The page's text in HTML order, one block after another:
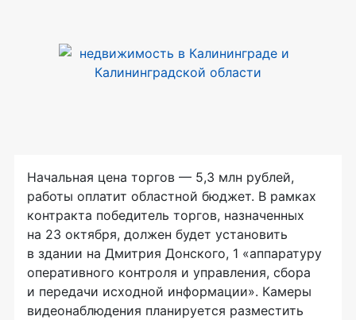
Начальная цена торгов — 5,3 млн рублей,
работы оплатит областной бюджет. В рамках
контракта победитель торгов, назначенных
на 23 октября, должен будет установить
в здании на Дмитрия Донского, 1 «аппаратуру
оперативного контроля и управления, сбора
и передачи исходной информации». Камеры
видеонаблюдения планируется разместить